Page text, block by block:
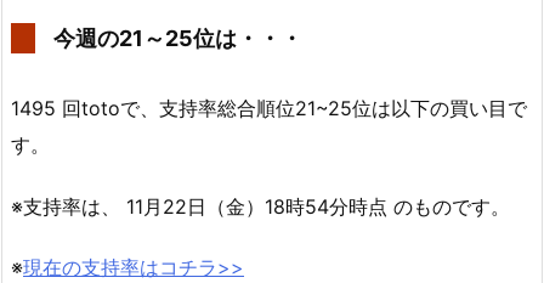
今週の21～25位は・・・
1495 回totoで、支持率総合順位21~25位は以下の買い目で
す。
※支持率は、 11月22日（金）18時54分時点 のものです。
※現在の支持率はコチラ>>